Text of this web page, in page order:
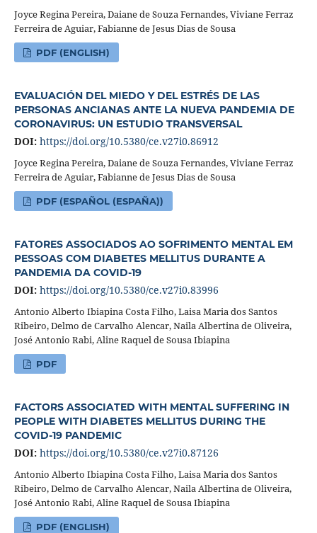
Joyce Regina Pereira, Daiane de Souza Fernandes, Viviane Ferraz
Ferreira de Aguiar, Fabianne de Jesus Dias de Sousa
PDF (ENGLISH)
EVALUACIÓN DEL MIEDO Y DEL ESTRÉS DE LAS
PERSONAS ANCIANAS ANTE LA NUEVA PANDEMIA DE
CORONAVIRUS: UN ESTUDIO TRANSVERSAL
DOI: https://doi.org/10.5380/ce.v27i0.86912
Joyce Regina Pereira, Daiane de Souza Fernandes, Viviane Ferraz
Ferreira de Aguiar, Fabianne de Jesus Dias de Sousa
PDF (ESPAÑOL (ESPAÑA))
FATORES ASSOCIADOS AO SOFRIMENTO MENTAL EM
PESSOAS COM DIABETES MELLITUS DURANTE A
PANDEMIA DA COVID-19
DOI: https://doi.org/10.5380/ce.v27i0.83996
Antonio Alberto Ibiapina Costa Filho, Laisa Maria dos Santos
Ribeiro, Delmo de Carvalho Alencar, Naila Albertina de Oliveira,
José Antonio Rabi, Aline Raquel de Sousa Ibiapina
PDF
FACTORS ASSOCIATED WITH MENTAL SUFFERING IN
PEOPLE WITH DIABETES MELLITUS DURING THE
COVID-19 PANDEMIC
DOI: https://doi.org/10.5380/ce.v27i0.87126
Antonio Alberto Ibiapina Costa Filho, Laisa Maria dos Santos
Ribeiro, Delmo de Carvalho Alencar, Naila Albertina de Oliveira,
José Antonio Rabi, Aline Raquel de Sousa Ibiapina
PDF (ENGLISH)